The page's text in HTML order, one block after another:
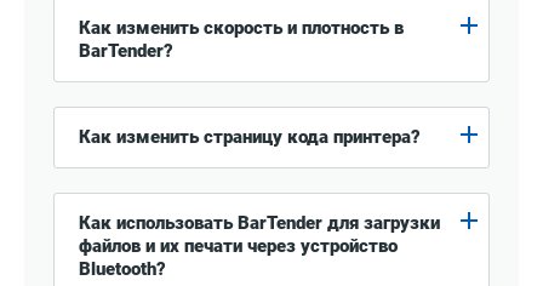
Как изменить скорость и плотность в
BarTender?
Как изменить страницу кода принтера?
Как использовать BarTender для загрузки
файлов и их печати через устройство
Bluetooth?